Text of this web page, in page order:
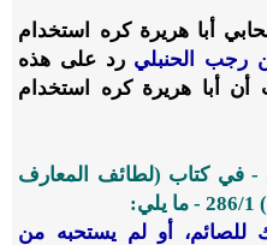
أبا هريرة كره استخدام
رجب الحنبلي رد على هذه
أن أبا هريرة كره استخدام
- في كتاب (لطائف المعارف
للصائم، أو لم يستحبه من